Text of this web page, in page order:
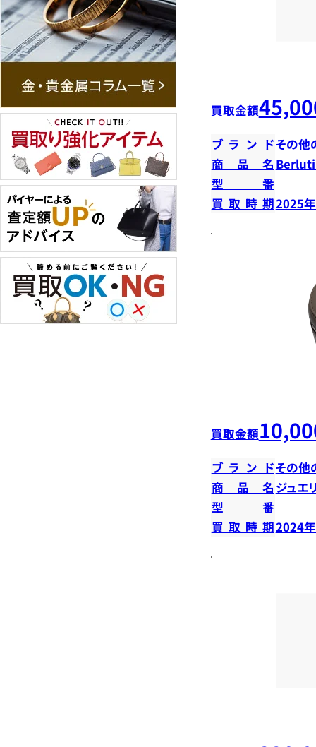
買取金額
ブランドその他
商品名 Berluti
型番
買取時期2025
買取金額
ブランドその他
商品名 ジュエ
型番
買取時期2024